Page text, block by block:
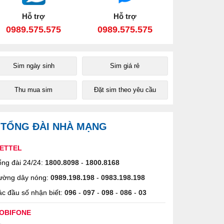
Hỗ trợ
0989.575.575
Hỗ trợ
0989.575.575
Sim ngày sinh Sim giá rẻ
Thu mua sim Đặt sim theo yêu cầu
TỔNG ĐÀI NHÀ MẠNG
đài 24/24: 1800.8098 - 1800.8168
dây nóng: 0989.198.198 - 0983.198.198
đầu số nhận biết: 096 - 097 - 098 - 086 - 03